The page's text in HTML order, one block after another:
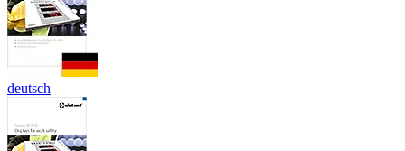
deutsch